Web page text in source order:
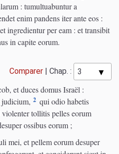
: tumultuabuntur a
enim pandens iter ante eos :
ingredientur per eam : et transibit
in capite eorum.
Comparer Chap. :
et duces domus Israël :
judicium, 2 qui odio habetis
tollitis pelles eorum
ossibus eorum ;
mei, et pellem eorum desuper